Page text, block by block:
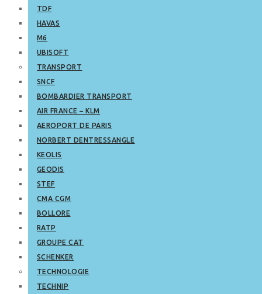
TDF
HAVAS
M6
UBISOFT
TRANSPORT
SNCF
BOMBARDIER TRANSPORT
AIR FRANCE – KLM
AEROPORT DE PARIS
NORBERT DENTRESSANGLE
KEOLIS
GEODIS
STEF
CMA CGM
BOLLORE
RATP
GROUPE CAT
SCHENKER
TECHNOLOGIE
TECHNIP